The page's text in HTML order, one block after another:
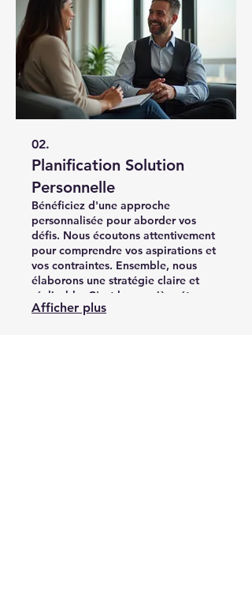
02.
Planification Solution
Personnelle
Bénéficiez d'une approche
personnalisée pour aborder vos
défis. Nous écoutons attentivement
pour comprendre vos aspirations et
vos contraintes. Ensemble, nous
élaborons une stratégie claire et
réalisable. C'est la première étape
vers votre succès.
Afficher plus